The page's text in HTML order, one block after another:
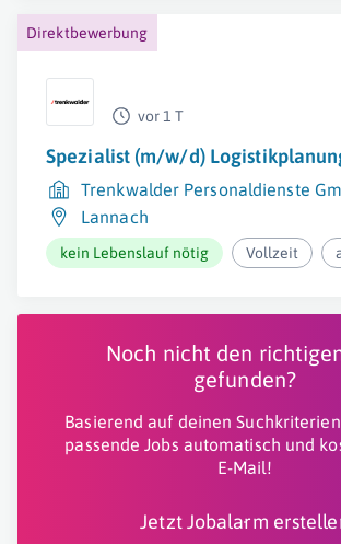
Direktbewerbung
vor 1 T
Spezialist (m/w/d)
Trenkwalder Personaldienste
Lannach
kein Lebenslauf nötig Vollzeit
Noch nicht den
gefunden?
Basierend auf deinen
passende Jobs automatisch und
E-Mail!
Jetzt Jobalarm